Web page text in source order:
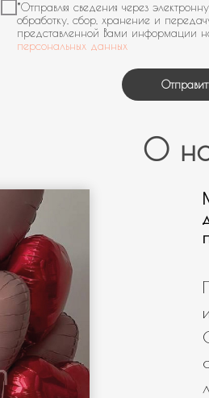
Девочке
Мальчику
Для настроения
Нужна связка шаров
Нужны шары с мульт героями
Нужно оформление/фотозона
Свой вариант
*Отправляя сведения через
обработку, сбор, хранение и
представленной Вами информации
персональных данных
О